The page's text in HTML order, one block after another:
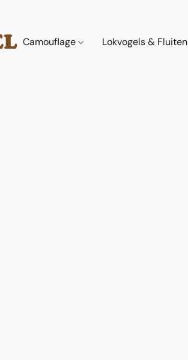
Camouflage Lokvogels & Fluiten